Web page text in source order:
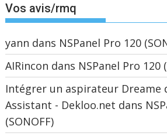
Vos avis/rmq
yann dans NSPanel Pro 120
AIRincon dans NSPanel Pro 120
Intégrer un aspirateur Dreame
Assistant - Dekloo.net dans
(SONOFF)